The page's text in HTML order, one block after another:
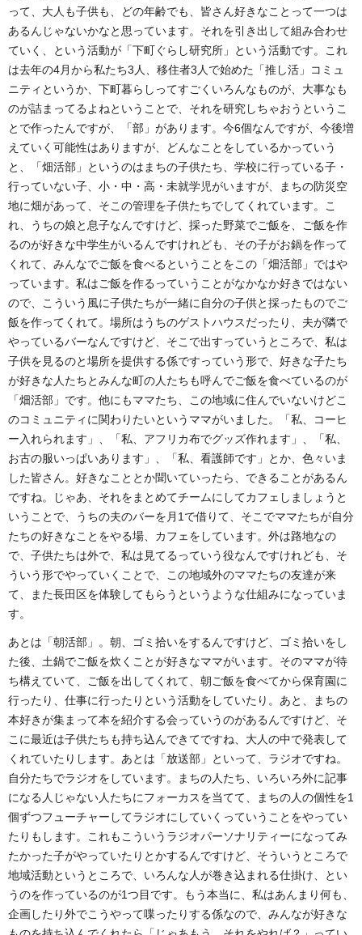
って、大人も子供も、どの年齢でも、皆さん好きなことって一つは
あるんじゃないかなと思っています。それを引き出して組み合わせ
ていく、という活動が「下町ぐらし研究所」という活動です。これ
は去年の4月から私たち3人、移住者3人で始めた「推し活」コミュ
ニティというか、下町暮らしってすごくいろんなものが、大事なも
のが詰まってるよねということで、それを研究しちゃおうというこ
とで作ったんですが、「部」があります。今6個なんですが、今後増
えていく可能性はありますが、どんなことをしているかっていう
と、「畑活部」というのはまちの子供たち、学校に行っている子・
行っていない子、小・中・高・未就学児がいますが、まちの防災空
地に畑があって、そこの管理を子供たちでしてくれています。こ
れ、うちの娘と息子なんですけど、採った野菜でご飯を、ご飯を作
るのが好きな中学生がいるんですけれども、その子がお鍋を作って
くれて、みんなでご飯を食べるということをこの「畑活部」ではや
っています。私はご飯を作るっていうことがなかなか好きではない
ので、こういう風に子供たちが一緒に自分の子供と採ったものでご
飯を作ってくれて。場所はうちのゲストハウスだったり、夫が隣で
やっているバーなんですけど、そこで出すっていうところで、私は
子供を見るのと場所を提供する係ですっていう形で、好きな子たち
が好きな人たちとみんな町の人たちも呼んでご飯を食べているのが
「畑活部」です。他にもママたち、この地域に住んでいないけどこ
のコミュニティに関わりたいというママがいました。「私、コーヒ
ー入れられます」、「私、アフリカ布でグッズ作れます」、「私、
お古の服いっぱいあります」、「私、看護師です」とか、色々いま
した皆さん。好きなこととか聞いていったら、できることがあるん
ですね。じゃあ、それをまとめてチームにしてカフェしましょうと
いうことで、うちの夫のバーを月1で借りて、そこでママたちが自分
たちの好きなことをやる場、カフェをしています。外は路地なの
で、子供たちは外で、私は見てるっていう役なんですけれども、そ
ういう形でやっていくことで、この地域外のママたちの友達が来
て、また長田区を体験してもらうというような仕組みになっていま
す。
あとは「朝活部」。朝、ゴミ拾いをするんですけど、ゴミ拾いをし
た後、土鍋でご飯を炊くことが好きなママがいます。そのママが待
ち構えていて、ご飯を出してくれて、朝ご飯を食べてから保育園に
行ったり、仕事に行ったりという活動をしていたり。あと、まちの
本好きが集まって本を紹介する会っていうのがあるんですけど、そ
こに最近は子供たちも持ち込んできてですね、大人の中で発表して
くれていたりします。あとは「放送部」といって、ラジオですね。
自分たちでラジオをしています。まちの人たち、いろいろ外に記事
になる人じゃない人たちにフォーカスを当てて、まちの人の個性を1
個ずつフューチャーしてラジオにしていくっていうことをやってい
たりもします。これもこういうラジオパーソナリティーになってみ
たかった子がやっていたりとかするんですけど、そういうところで
地域活動というところで、いろんな人が巻き込まれる仕掛け、とい
うのを作っているのが1つ目です。もう本当に、私はあんまり何も、
企画したり外でこうやって喋ったりする係なので、みんなが好きな